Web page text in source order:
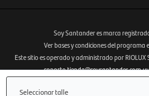
Seleccionar talle
Fenicio eCommerce Uruguay
Soy Santander es marca
Ver bases y condiciones del programa
Este sitio es operado y administrado por RIOLUX
soporte.tienda@soysantander.com.uy
sitio webwww.copab.org.uy